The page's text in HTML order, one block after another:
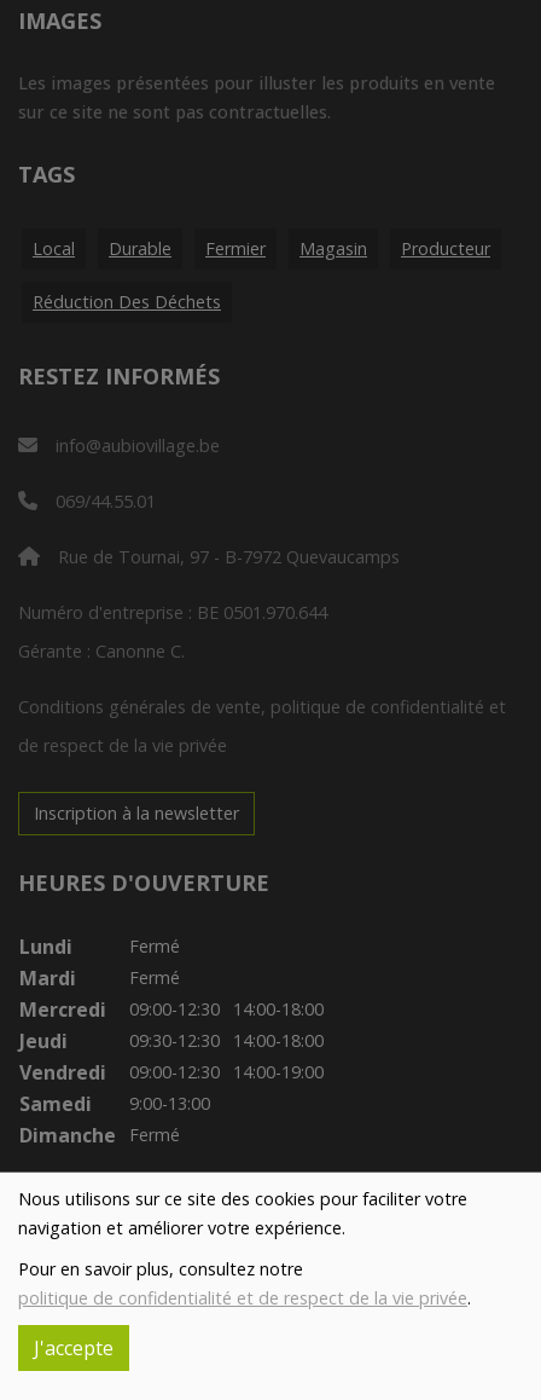
Nous utilisons sur ce site des cookies pour faciliter votre
navigation et améliorer votre expérience.
Pour en savoir plus, consultez notre
politique de confidentialité et de respect de la vie privée.
J'accepte
IMAGES
Les images présentées pour illuster les produits en vente
sur ce site ne sont pas contractuelles.
TAGS
Local Durable Fermier Magasin Producteur
Réduction Des Déchets
RESTEZ INFORMÉS
info@aubiovillage.be
069/44.55.01
Rue de Tournai, 97 - B-7972 Quevaucamps
Numéro d'entreprise : BE 0501.970.644
Gérante : Canonne C.
Conditions générales de vente, politique de confidentialité et
de respect de la vie privée
Inscription à la newsletter
HEURES D'OUVERTURE
Lundi Fermé
Mardi Fermé
Mercredi 09:00-12:30 14:00-18:00
Jeudi 09:30-12:30 14:00-18:00
Vendredi 09:00-12:30 14:00-19:00
Samedi 9:00-13:00
Dimanche Fermé